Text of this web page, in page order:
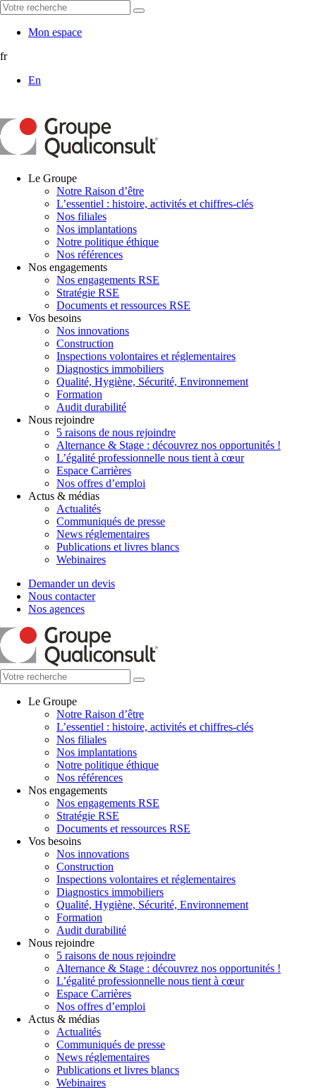
Mon espace
fr
En
Le Groupe
Notre Raison d’être
L’essentiel : histoire, activités et chiffres-clés
Nos filiales
Nos implantations
Notre politique éthique
Nos références
Nos engagements
Nos engagements RSE
Stratégie RSE
Documents et ressources RSE
Vos besoins
Nos innovations
Construction
Inspections volontaires et réglementaires
Diagnostics immobiliers
Qualité, Hygiène, Sécurité, Environnement
Formation
Audit durabilité
Nous rejoindre
5 raisons de nous rejoindre
Alternance & Stage : découvrez nos opportunités !
L’égalité professionnelle nous tient à cœur
Espace Carrières
Nos offres d’emploi
Actus & médias
Actualités
Communiqués de presse
News réglementaires
Publications et livres blancs
Webinaires
Demander un devis
Nous contacter
Nos agences
Le Groupe
Notre Raison d’être
L’essentiel : histoire, activités et chiffres-clés
Nos filiales
Nos implantations
Notre politique éthique
Nos références
Nos engagements
Nos engagements RSE
Stratégie RSE
Documents et ressources RSE
Vos besoins
Nos innovations
Construction
Inspections volontaires et réglementaires
Diagnostics immobiliers
Qualité, Hygiène, Sécurité, Environnement
Formation
Audit durabilité
Nous rejoindre
5 raisons de nous rejoindre
Alternance & Stage : découvrez nos opportunités !
L’égalité professionnelle nous tient à cœur
Espace Carrières
Nos offres d’emploi
Actus & médias
Actualités
Communiqués de presse
News réglementaires
Publications et livres blancs
Webinaires